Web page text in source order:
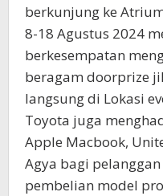
berkunjung ke
8-18 Agustus 2024
berkesempatan
beragam doorprize
langsung di Lokasi
Toyota juga
Apple Macbook,
Agya bagi
pembelian model